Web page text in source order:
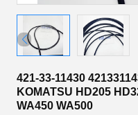
421-33-11430
KOMATSU HD205
WA450 WA500